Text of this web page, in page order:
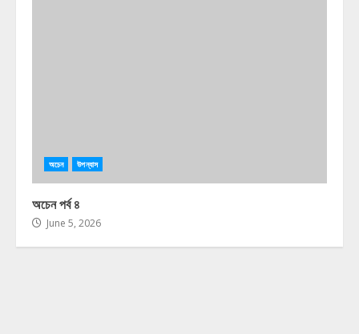
অচেন উপন্যাস
অচেন পর্ব ৪
June 5, 2026